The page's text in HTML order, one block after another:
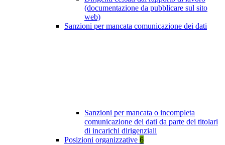
(documentazione da pubblicare sul sito
web)
Sanzioni per mancata comunicazione dei dati
Sanzioni per mancata o incompleta
comunicazione dei dati da parte dei titolari
di incarichi dirigenziali
Posizioni organizzative 6